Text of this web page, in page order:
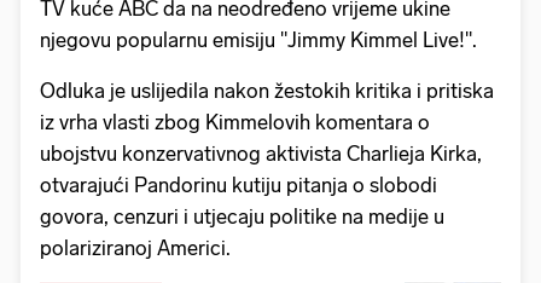
TV kuće ABC da na neodređeno vrijeme ukine
njegovu popularnu emisiju "Jimmy Kimmel Live!".
Odluka je uslijedila nakon žestokih kritika i pritiska
iz vrha vlasti zbog Kimmelovih komentara o
ubojstvu konzervativnog aktivista Charlieja Kirka,
otvarajući Pandorinu kutiju pitanja o slobodi
govora, cenzuri i utjecaju politike na medije u
polariziranoj Americi.